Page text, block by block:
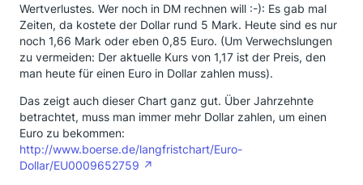
Wertverlustes. Wer noch in DM rechnen will :-): Es gab mal
Zeiten, da kostete der Dollar rund 5 Mark. Heute sind es nur
noch 1,66 Mark oder eben 0,85 Euro. (Um Verwechslungen
zu vermeiden: Der aktuelle Kurs von 1,17 ist der Preis, den
man heute für einen Euro in Dollar zahlen muss).
Das zeigt auch dieser Chart ganz gut. Über Jahrzehnte
betrachtet, muss man immer mehr Dollar zahlen, um einen
Euro zu bekommen:
http://www.boerse.de/langfristchart/Euro-
Dollar/EU0009652759